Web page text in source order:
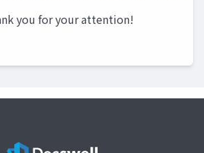
you for your attention!